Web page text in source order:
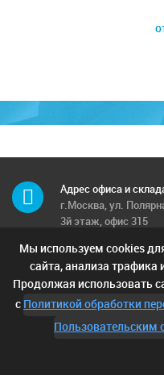
Адрес офиса и
г.Москва, ул.
3й этаж, офис 315
Телефон
8 (495) 662-71-12
8 (925) 249-00-15; 8
05;
Мы используем cookies
сайта, анализа трафика
Продолжая использовать
с Политикой обработки
Пользовательским